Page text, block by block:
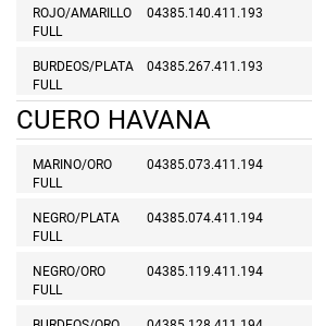
ROJO/AMARILLO
FULL
04385.140.411.193
BURDEOS/PLATA
FULL
04385.267.411.193
CUERO HAVANA
MARINO/ORO
FULL
04385.073.411.194
NEGRO/PLATA
FULL
04385.074.411.194
NEGRO/ORO
FULL
04385.119.411.194